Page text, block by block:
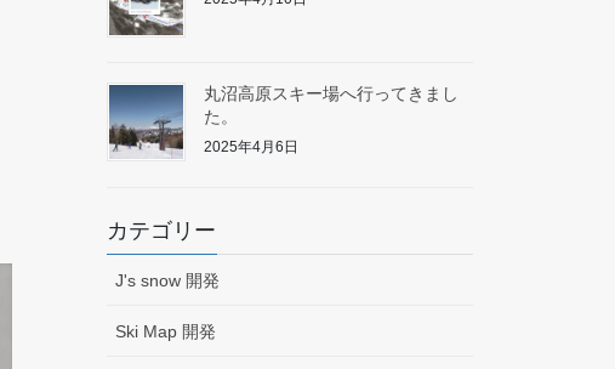
丸沼高原スキー場へ行ってきまし
た。
2025年4月6日
カテゴリー
J's snow 開発
Ski Map 開発